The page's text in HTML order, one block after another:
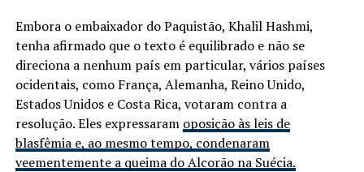
Embora o embaixador do Paquistão, Khalil Hashmi,
tenha afirmado que o texto é equilibrado e não se
direciona a nenhum país em particular, vários países
ocidentais, como França, Alemanha, Reino Unido,
Estados Unidos e Costa Rica, votaram contra a
resolução. Eles expressaram oposição às leis de
blasfêmia e, ao mesmo tempo, condenaram
veementemente a queima do Alcorão na Suécia.